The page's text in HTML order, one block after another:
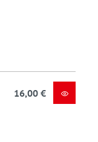
16,00 €